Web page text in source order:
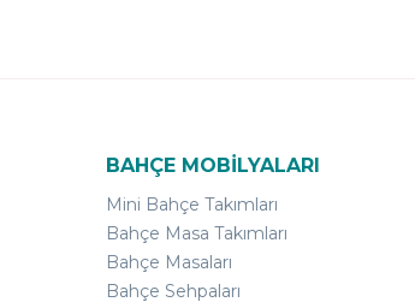
BAHÇE MOBİLYALARI
Mini Bahçe Takımları
Bahçe Masa Takımları
Bahçe Masaları
Bahçe Sehpaları